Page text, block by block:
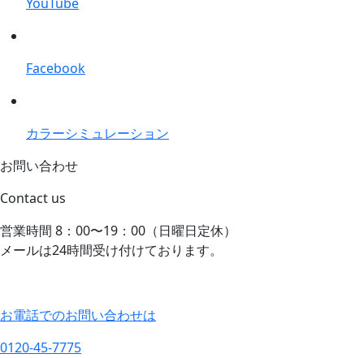
Facebook
カラーシミュレーション
お問い合わせ
Contact us
営業時間 8：00〜19：00（日曜日定休）
メールは24時間受け付けております。
お電話でのお問い合わせは
0120-45-7775